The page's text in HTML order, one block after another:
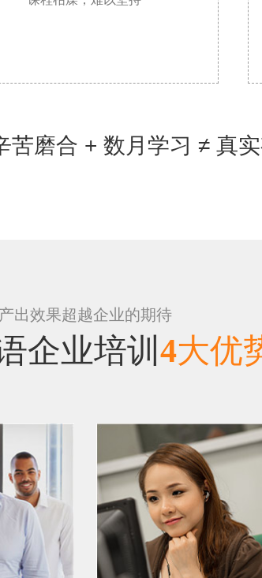
苦磨合 + 数月学习 ≠ 真
产出效果超越企业的期待
企业培训 4大优